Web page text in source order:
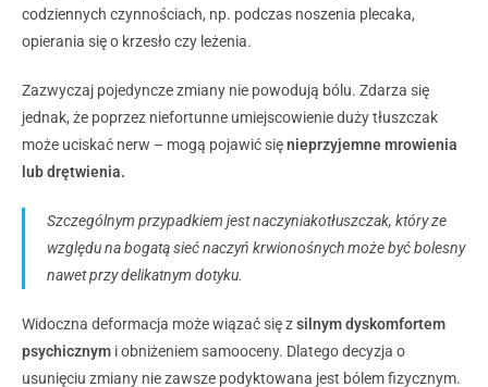
codziennych czynnościach, np. podczas noszenia plecaka,
opierania się o krzesło czy leżenia.
Zazwyczaj pojedyncze zmiany nie powodują bólu. Zdarza się
jednak, że poprzez niefortunne umiejscowienie duży tłuszczak
może uciskać nerw – mogą pojawić sięnieprzyjemne mrowienia
lub drętwienia.
Szczególnym przypadkiem jest naczyniakotłuszczak, który ze
względu na bogatą sieć naczyń krwionośnych może być bolesny
nawet przy delikatnym dotyku.
Widoczna deformacja może wiązać się zsilnym dyskomfortem
psychicznym i obniżeniem samooceny. Dlatego decyzja o
usunięciu zmiany nie zawsze podyktowana jest bólem fizycznym.